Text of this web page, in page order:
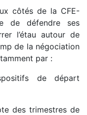
côtés de la CFE-
de défendre ses
l’étau autour de
de la négociation
par :
de départ
des trimestres de